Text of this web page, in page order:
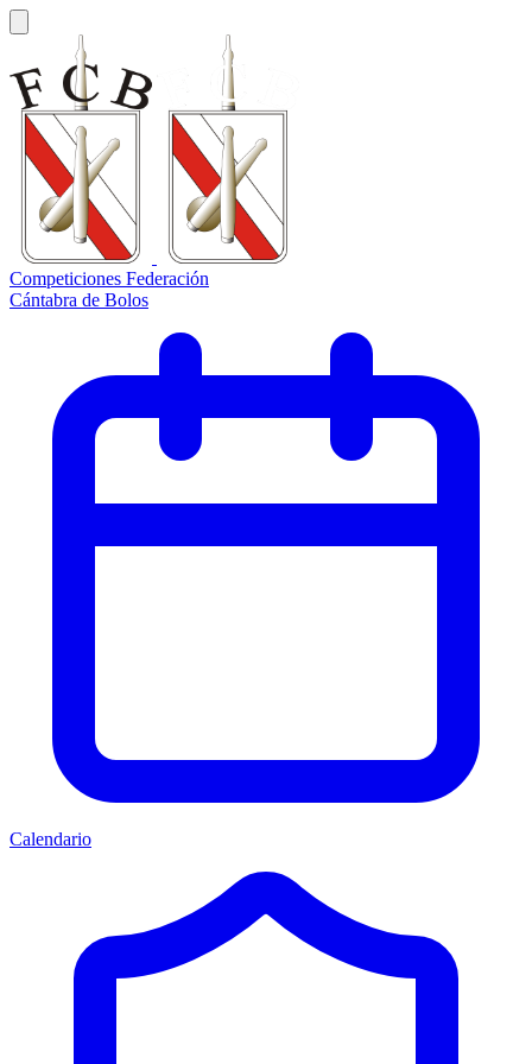
Competiciones Federación
Cántabra de Bolos
Calendario